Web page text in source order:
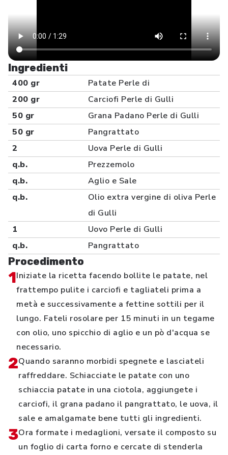
Ingredienti
400 gr
Patate Perle di
200 gr
Carciofi Perle di Gulli
50 gr
Grana Padano Perle di Gulli
50 gr
Pangrattato
2
Uova Perle di Gulli
q.b.
Prezzemolo
q.b.
Aglio e Sale
q.b.
Olio extra vergine di oliva Perle
di Gulli
1
Uovo Perle di Gulli
q.b.
Pangrattato
Procedimento
1Iniziate la ricetta facendo bollite le patate, nel
frattempo pulite i carciofi e tagliateli prima a
metà e successivamente a fettine sottili per il
lungo. Fateli rosolare per 15 minuti in un tegame
con olio, uno spicchio di aglio e un pò d'acqua se
necessario.
2Quando saranno morbidi spegnete e lasciateli
raffreddare. Schiacciate le patate con uno
schiaccia patate in una ciotola, aggiungete i
carciofi, il grana padano il pangrattato, le uova, il
sale e amalgamate bene tutti gli ingredienti.
3Ora formate i medaglioni, versate il composto su
un foglio di carta forno e cercate di stenderla